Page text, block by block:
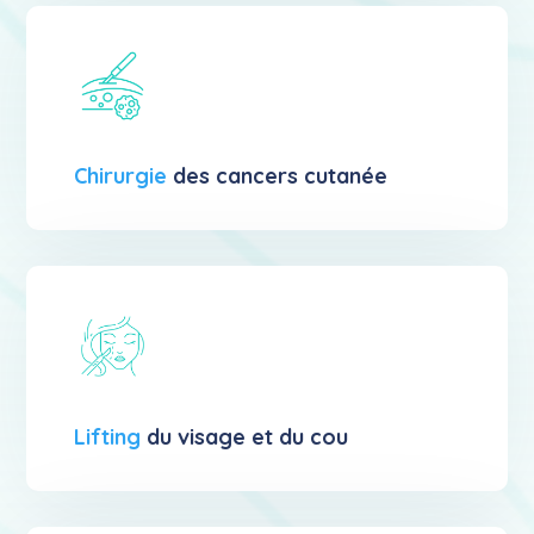
Chirurgie des cancers cutanée
Lifting du visage et du cou